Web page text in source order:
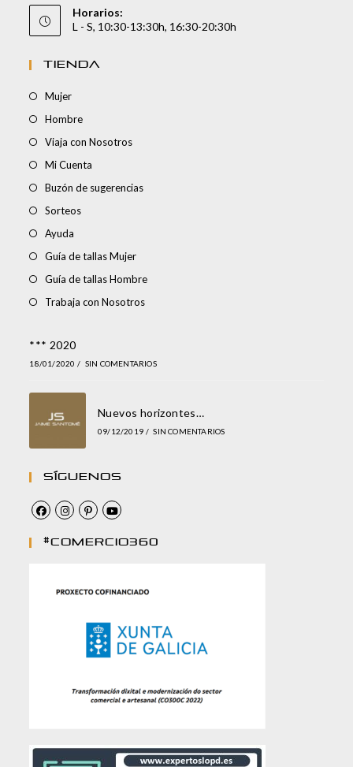
Horarios:
L - S, 10:30-13:30h, 16:30-20:30h
TIENDA
Mujer
Hombre
Viaja con Nosotros
Mi Cuenta
Buzón de sugerencias
Sorteos
Ayuda
Guía de tallas Mujer
Guía de tallas Hombre
Trabaja con Nosotros
*** 2020
18/01/2020 / SIN COMENTARIOS
Nuevos horizontes…
09/12/2019 / SIN COMENTARIOS
Síguenos
#comercio360